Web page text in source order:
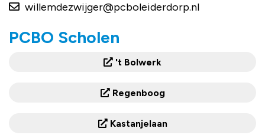
willemdezwijger@pcboleiderdorp.nl
PCBO Scholen
't Bolwerk
Regenboog
Kastanjelaan